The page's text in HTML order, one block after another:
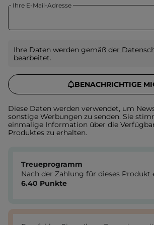
Ihre E-Mail-Adresse
Ihre Daten werden gemäß der
bearbeitet.
BENACHRICHTIGE
Diese Daten werden verwendet, um
sonstige Werbungen zu senden. Sie
einmalige Information über die
Produktes zu erhalten.
Treueprogramm
Nach der Zahlung für dieses Produkt
6.40 Punkte